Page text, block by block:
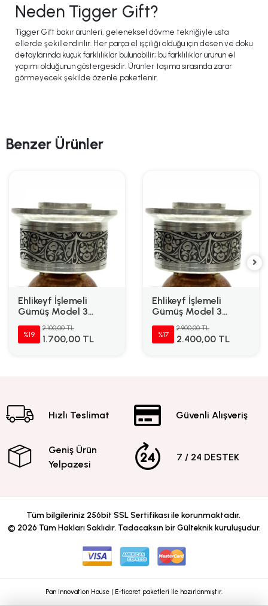
Neden Tigger Gift?
Tigger Gift bakır ürünleri, geleneksel dövme tekniğiyle usta
ellerde şekillendirilir. Her parça el işçiliği olduğu için desen ve doku
detaylarında küçük farklılıklar bulunabilir; bu farklılıklar ürünün el
yapımı olduğunun göstergesidir. Ürünler taşıma sırasında zarar
görmeyecek şekilde özenle paketlenir.
Benzer Ürünler
Ehlikeyf İşlemeli
Gümüş Model 3
%19
2.100,00 TL
1.700,00 TL
Ehlikeyf İşlemeli
Gümüş Model 3
%17
2.900,00 TL
2.400,00 TL
Hızlı Teslimat Güvenli Alışveriş
Geniş Ürün
Yelpazesi
7 / 24 DESTEK
Tüm bilgileriniz 256bit SSL Sertifikası ile korunmaktadır.
© 2026 Tüm Hakları Saklıdır. Tadacaksın bir Gülteknik kuruluşudur.
Pan Innovation House | E-ticaret paketleri ile hazırlanmıştır.